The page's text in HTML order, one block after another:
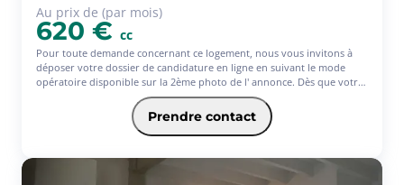
Au prix de (par mois)
620 € cc
Pour toute demande concernant ce logement, nous vous invitons à
déposer votre dossier de candidature en ligne en suivant le mode
opératoire disponible sur la 2ème photo de l' annonce. Dès que votre
dossier est complet, notre équipe vous contacte pour poursuivre l'
étude de votre candidature. Appartement T2 entièrement rénové,
dans le centre ville de Libourne, rue piétonne. Le logement se
compose d'une pièce de vie avec cuisine semi-ouverte, ouverture sur
Prendre contact